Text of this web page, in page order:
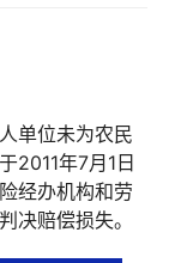
单位未为农民
2011年7月1日
经办机构和劳
决赔偿损失。